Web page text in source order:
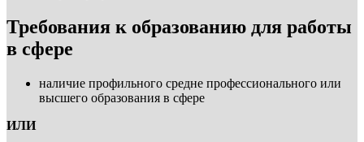
Требования к образованию для работы
в сфере
наличие профильного средне профессионального или
высшего образования в сфере
ИЛИ